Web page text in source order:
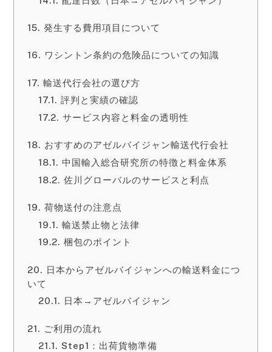
発生する費用項目について
ワシントン条約の危険品についての知識
輸送代行会社の選び方
評判と実績の確認
サービス内容と料金の透明性
おすすめのアゼルバイジャン輸送代行会社
中国輸入総合研究所の特徴と料金体系
佐川グローバルのサービスと利点
荷物送付の注意点
輸送禁止物と法律
梱包のポイント
日本からアゼルバイジャンへの輸送料金につ
いて
日本→アゼルバイジャン
ご利用の流れ
Step1：出荷貨物準備